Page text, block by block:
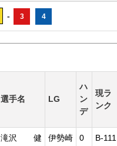
- 3 4
選手名 LG
ハ
ン
デ
現ラ
ンク
滝沢 健 伊勢崎 0 B-111